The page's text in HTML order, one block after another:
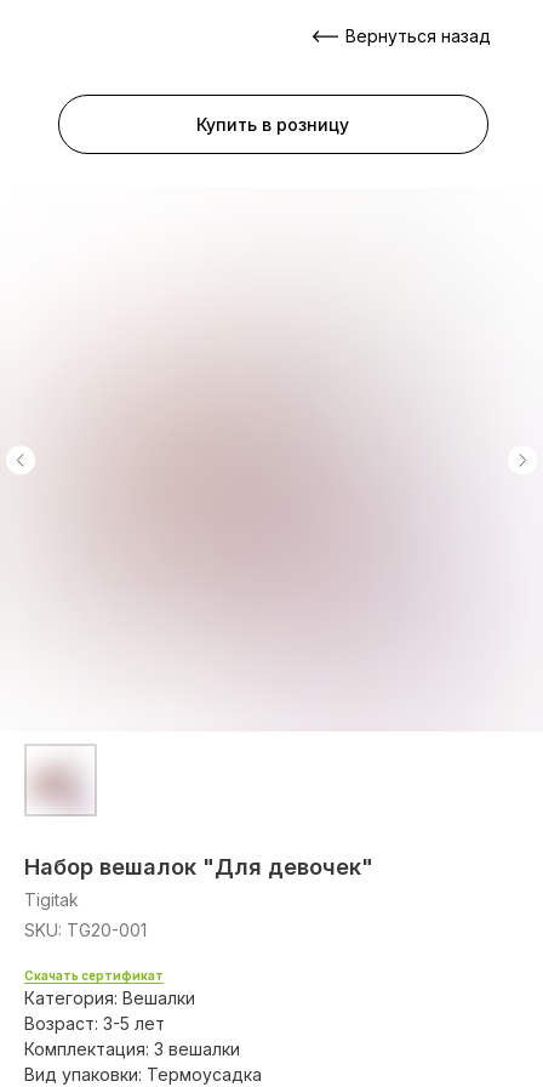
Купить в розницу
Вернуться назад
Набор вешалок "Для девочек"
Tigitak
SKU: TG20-001
Скачать сертификат
Категория: Вешалки
Возраст: 3-5 лет
Комплектация: 3 вешалки
Вид упаковки: Термоусадка